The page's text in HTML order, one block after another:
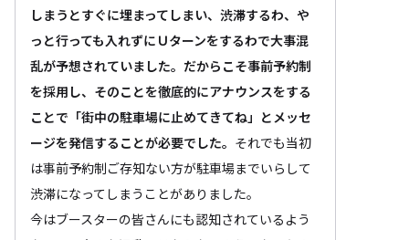
しまうとすぐに埋まってしまい、渋滞するわ、や
っと行っても入れずにＵターンをするわで大事混
乱が予想されていました。だからこそ事前予約制
を採用し、そのことを徹底的にアナウンスをする
ことで「街中の駐車場に止めてきてね」とメッセ
ージを発信することが必要でした。 それでも当初
は事前予約制ご存知ない方が駐車場までいらして
渋滞になってしまうことがありました。
今はブースターの皆さんにも認知されているよう